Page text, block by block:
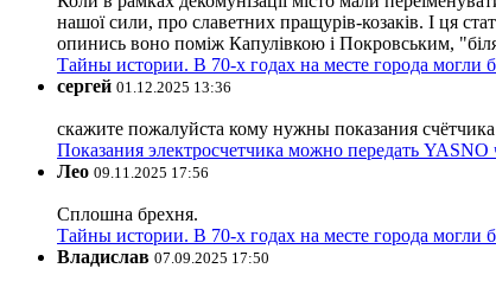
нашої сили, про славетних пращурів-козаків. І ця
опинись воно поміж Капулівкою і Покровським,
Тайны истории. В 70-х годах на месте города могли
сергей 01.12.2025 13:36
скажите пожалуйста кому нужны показания
Показания электросчетчика можно передать YASNO
Лео 09.11.2025 17:56
Сплошна брехня.
Тайны истории. В 70-х годах на месте города могли
Владислав 07.09.2025 17:50